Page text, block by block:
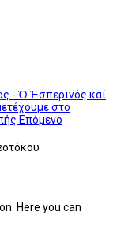
- Ὁ Ἑσπερινός καί
στο
Επόμενο
Here you can